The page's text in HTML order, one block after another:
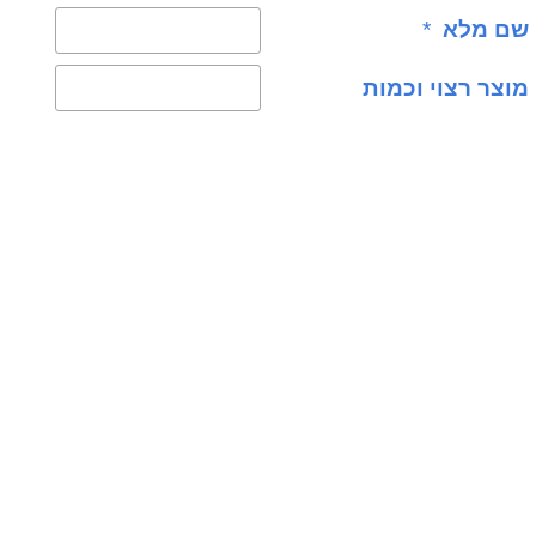
שם מלא *
מוצר רצוי וכמות